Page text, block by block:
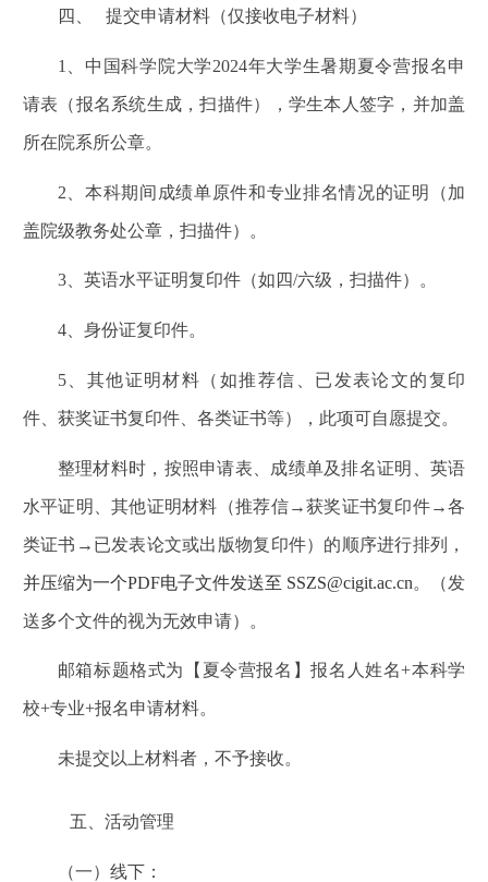
四、 提交申请材料（仅接收电子材料）
1 、中国科学院大学2024年大学生暑期夏令营报名申
请表（报名系统生成，扫描件），学生本人签字，并加盖
所在院系所公章。
2 、本科期间成绩单原件和专业排名情况的证明（加
盖院级教务处公章，扫描件）。
3、英语水平证明复印件（如四/六级，扫描件）。
4、身份证复印件。
5、其他证明材料（如推荐信、已发表论文的复印
件、获奖证书复印件、各类证书等），此项可自愿提交。
整理材料时，按照申请表、成绩单及排名证明、英语
水平证明、其他证明材料（推荐信→获奖证书复印件→各
类证书→已发表论文或出版物复印件）的顺序进行排列，
并压缩为一个PDF电子文件发送至 SSZS@cigit.ac.cn。（发
送多个文件的视为无效申请）。
邮箱标题格式为【夏令营报名】报名人姓名+本科学
校+专业+报名申请材料。
未提交以上材料者，不予接收。
五、活动管理
（一）线下：